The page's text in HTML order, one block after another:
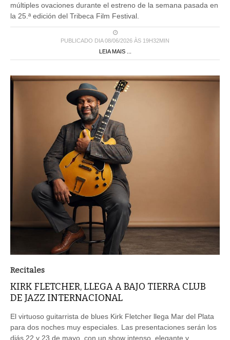
la 25.ª edición del Tribeca Film Festival.
PUBLICADO DIA 08/06/2026 ÀS 19H32MIN
LEIA MAIS ...
KIRK FLETCHER, LLEGA A BAJO TIERRA CLUB
DE JAZZ INTERNACIONAL
para dos noches muy especiales. Las presentaciones serán los
diás 22 y 23 de mayo, con un show intenso, elegante y
profundamente auténtico.